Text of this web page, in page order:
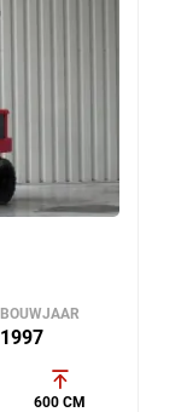
BOUWJAAR
1997
600 CM